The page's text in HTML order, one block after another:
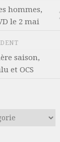
hommes,
le 2 mai
saison,
et OCS